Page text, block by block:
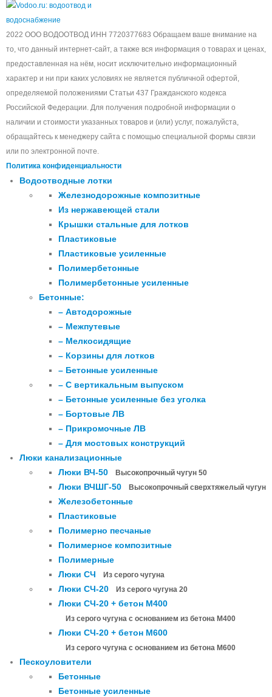
2022 ООО ВОДООТВОД ИНН 7720377683 Обращаем ваше внимание на
то, что данный интернет-сайт, а также вся информация о товарах и ценах,
предоставленная на нём, носит исключительно информационный
характер и ни при каких условиях не является публичной офертой,
определяемой положениями Статьи 437 Гражданского кодекса
Российской Федерации. Для получения подробной информации о
наличии и стоимости указанных товаров и (или) услуг, пожалуйста,
обращайтесь к менеджеру сайта с помощью специальной формы связи
или по электронной почте.
Политика конфиденциальности
Водоотводные лотки
Железнодорожные композитные
Из нержавеющей стали
Крышки стальные для лотков
Пластиковые
Пластиковые усиленные
Полимербетонные
Полимербетонные усиленные
Бетонные:
– Автодорожные
– Межпутевые
– Мелкосидящие
– Корзины для лотков
– Бетонные усиленные
– С вертикальным выпуском
– Бетонные усиленные без уголка
– Бортовые ЛВ
– Прикромочные ЛВ
– Для мостовых конструкций
Люки канализационные
Люки ВЧ-50
Высокопрочный чугун 50
Люки ВЧШГ-50 Высокопрочный сверхтяжелый чугун
Железобетонные
Пластиковые
Полимерно песчаные
Полимерное композитные
Полимерные
Люки СЧ
Из серого чугуна
Люки СЧ-20 Из серого чугуна 20
Люки СЧ-20 + бетон М400
Из серого чугуна с основанием из бетона М400
Люки СЧ-20 + бетон М600
Из серого чугуна с основанием из бетона М600
Пескоуловители
Бетонные
Бетонные усиленные